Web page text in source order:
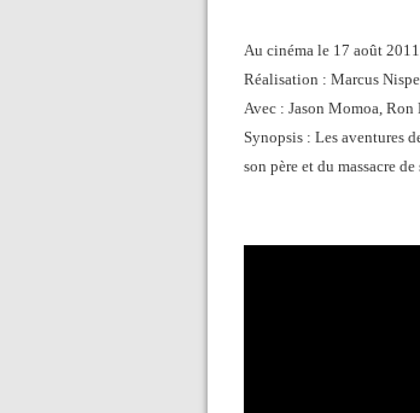
Au cinéma le 17 août
Réalisation : Marcus
Avec : Jason Momoa, Ron
Synopsis : Les aventures
son père et du massacre